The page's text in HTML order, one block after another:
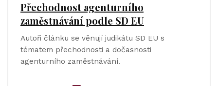
Přechodnost agenturního
zaměstnávání podle SD EU
Autoři článku se věnují judikátu SD EU s
tématem přechodnosti a dočasnosti
agenturního zaměstnávání.